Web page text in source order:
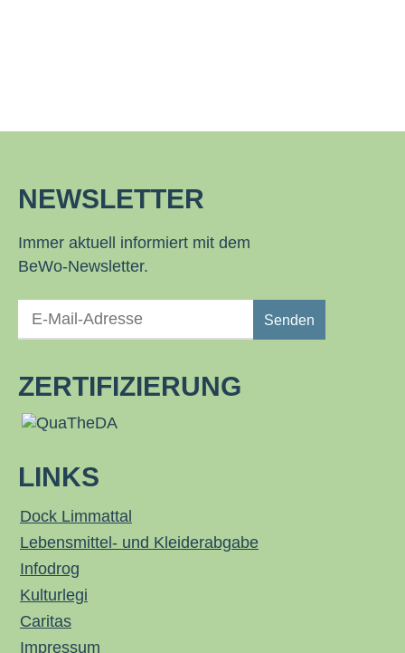
NEWSLETTER
Immer aktuell informiert mit dem
BeWo-Newsletter.
ZERTIFIZIERUNG
LINKS
Dock Limmattal
Lebensmittel- und Kleiderabgabe
Infodrog
Kulturlegi
Caritas
Impressum